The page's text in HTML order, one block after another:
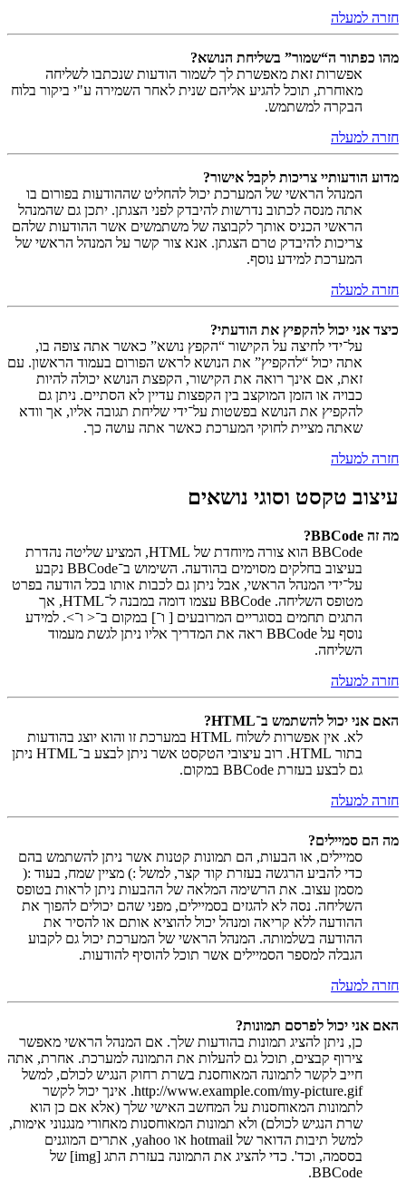
חזרה למעלה
מהו כפתור ה“שמור” בשליחת הנושא?
אפשרות זאת מאפשרת לך לשמור הודעות שנכתבו לשליחה
מאוחרת, תוכל להגיע אליהם שנית לאחר השמירה ע"י ביקור בלוח
הבקרה למשתמש.
חזרה למעלה
מדוע הודעותיי צריכות לקבל אישור?
המנהל הראשי של המערכת יכול להחליט שההודעות בפורום בו
אתה מנסה לכתוב נדרשות להיבדק לפני הצגתן. יתכן גם שהמנהל
הראשי הכניס אותך לקבוצה של משתמשים אשר ההודעות שלהם
צריכות להיבדק טרם הצגתן. אנא צור קשר על המנהל הראשי של
המערכת למידע נוסף.
חזרה למעלה
כיצד אני יכול להקפיץ את הודעתי?
על־ידי לחיצה על הקישור “הקפץ נושא” כאשר אתה צופה בו,
אתה יכול “להקפיץ” את הנושא לראש הפורום בעמוד הראשון. עם
זאת, אם אינך רואה את הקישור, הקפצת הנושא יכולה להיות
כבויה או הזמן המוקצב בין הקפצות עדיין לא הסתיים. ניתן גם
להקפיץ את הנושא בפשטות על־ידי שליחת תגובה אליו, אך וודא
שאתה מציית לחוקי המערכת כאשר אתה עושה כך.
חזרה למעלה
עיצוב טקסט וסוגי נושאים
מה זה BBCode?
BBCode הוא צורה מיוחדת של HTML, המציע שליטה נהדרת
בעיצוב בחלקים מסוימים בהודעה. השימוש ב־BBCode נקבע
על־ידי המנהל הראשי, אבל ניתן גם לכבות אותו בכל הודעה בפרט
מטופס השליחה. BBCode עצמו דומה במבנה ל־HTML, אך
התגים תחמים בסוגריים המרובעים [ ו־] במקום ב־< ו־>. למידע
נוסף על BBCode ראה את המדריך אליו ניתן לגשת מעמוד
השליחה.
חזרה למעלה
האם אני יכול להשתמש ב־HTML?
לא. אין אפשרות לשלוח HTML במערכת זו והוא יוצג בהודעות
בתור HTML. רוב עיצובי הטקסט אשר ניתן לבצע ב־HTML ניתן
גם לבצע בעזרת BBCode במקום.
חזרה למעלה
מה הם סמיילים?
סמיילים, או הבעות, הם תמונות קטנות אשר ניתן להשתמש בהם
כדי להביע הרגשה בעזרת קוד קצר, למשל :) מציין שמח, בעוד :(
מסמן עצוב. את הרשימה המלאה של ההבעות ניתן לראות בטופס
השליחה. נסה לא להגזים בסמיילים, מפני שהם יכולים להפוך את
ההודעה ללא קריאה ומנהל יכול להוציא אותם או להסיר את
ההודעה בשלמותה. המנהל הראשי של המערכת יכול גם לקבוע
הגבלה למספר הסמיילים אשר תוכל להוסיף להודעות.
חזרה למעלה
האם אני יכול לפרסם תמונות?
כן, ניתן להציג תמונות בהודעות שלך. אם המנהל הראשי מאפשר
צירוף קבצים, תוכל גם להעלות את התמונה למערכת. אחרת, אתה
חייב לקשר לתמונה המאוחסנת בשרת רחוק הנגיש לכולם, למשל
http://www.example.com/my-picture.gif. אינך יכול לקשר
לתמונות המאוחסנות על המחשב האישי שלך (אלא אם כן הוא
שרת הנגיש לכולם) ולא תמונות המאוחסנות מאחורי מנגנוני אימות,
למשל תיבות הדואר של hotmail או yahoo, אתרים המוגנים
בססמה, וכד'. כדי להציג את התמונה בעזרת התג [img] של
BBCode.